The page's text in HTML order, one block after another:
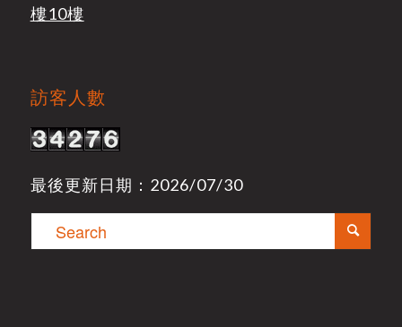
樓10樓
訪客人數
最後更新日期：2026/07/30